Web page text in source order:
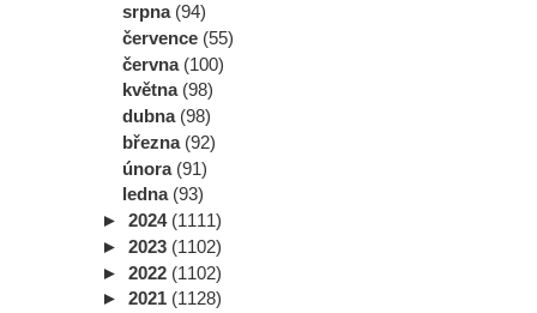
srpna (94)
července (55)
června (100)
května (98)
dubna (98)
března (92)
února (91)
ledna (93)
► 2024 (1111)
► 2023 (1102)
► 2022 (1102)
► 2021 (1128)